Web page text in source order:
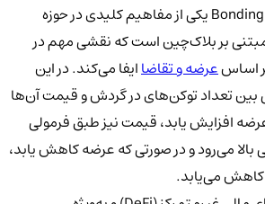
منحنی پیوند یا Bonding Curve یکی از مفاهیم کلیدی در حوزه
بر بلاک‌چین است که نقشی مهم در
اساسعرضه و تقاضاایفا می‌کند. در این
بین تعداد توکن‌های در گردش و قیمت آن‌ها
افزایش یابد، قیمت نیز طبق فرمولی
می‌رود و در صورتی که عرضه کاهش یابد،
می‌یابد.